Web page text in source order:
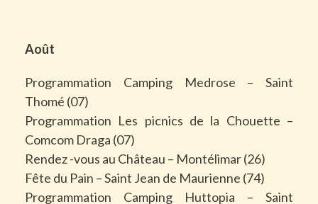
Août
Programmation Camping Medrose – Saint
Thomé (07)
Programmation Les picnics de la Chouette –
Comcom Draga (07)
Rendez -vous au Château – Montélimar (26)
Fête du Pain – Saint Jean de Maurienne (74)
Programmation Camping Huttopia – Saint